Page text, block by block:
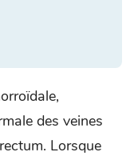
des veines
Lorsque